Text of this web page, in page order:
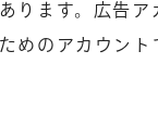
ります。広告
めのアカウン